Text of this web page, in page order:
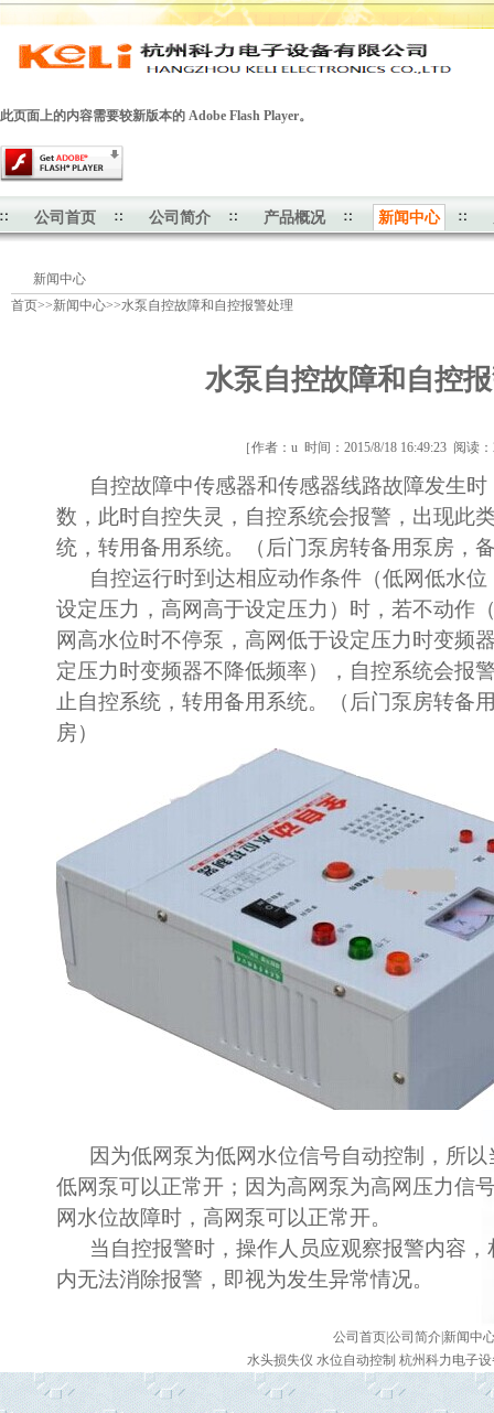
此页面上的内容需要较新版本的 Adobe Flash Player。
公司首页 公司简介 产品概况 新闻中心
新闻中心
首页>>新闻中心>>水泵自控故障和自控报警处理
水泵自控故障和自控
［作者：u 时间：2015/8/18 16:49:23 阅读
自控故障中传感器和传感器线路故障发生时
数，此时自控失灵，自控系统会报警，出现此
统，转用备用系统。（后门泵房转备用泵房，
自控运行时到达相应动作条件（低网低水位
设定压力，高网高于设定压力）时，若不动作
网高水位时不停泵，高网低于设定压力时变频
定压力时变频器不降低频率），自控系统会报
止自控系统，转用备用系统。（后门泵房转备
房）
因为低网泵为低网水位信号自动控制，所以
低网泵可以正常开；因为高网泵为高网压力信
网水位故障时，高网泵可以正常开。
当自控报警时，操作人员应观察报警内容，
内无法消除报警，即视为发生异常情况。
公司首页公司简介 新闻中
水头损失仪 水位自动控制 杭州科力电子